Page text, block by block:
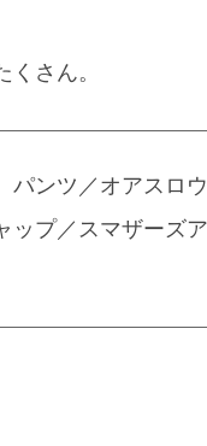
さん。
ンツ／オアスロ
プ／スマザーズ